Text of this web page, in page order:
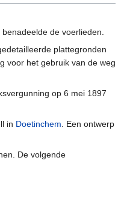
de voerlieden.
plattegronden
voor het gebruik van de weg
op 6 mei 1897
in Doetinchem. Een ontwerp
De volgende